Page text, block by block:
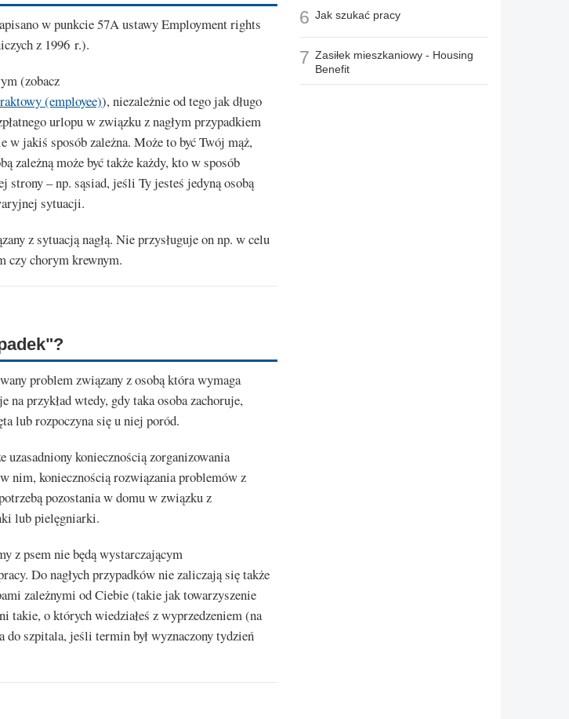
w punkcie 57A ustawy Employment rights
z 1996 r.).
(zobacz
(employee)), niezależnie od tego jak długo
urlopu w związku z nagłym przypadkiem
w jakiś sposób zależna. Może to być Twój mąż,
zależną może być także każdy, kto w sposób
strony – np. sąsiad, jeśli Ty jesteś jedyną osobą
sytuacji.
z sytuacją nagłą. Nie przysługuje on np. w celu
czy chorym krewnym.
problem związany z osobą która wymaga
przykład wtedy, gdy taka osoba zachoruje,
lub rozpoczyna się u niej poród.
koniecznością zorganizowania
nim, koniecznością rozwiązania problemów z
pozostania w domu w związku z
lub pielęgniarki.
z psem nie będą wystarczającym
Do nagłych przypadków nie zaliczają się także
zależnymi od Ciebie (takie jak towarzyszenie
takie, o których wiedziałeś z wyprzedzeniem (na
do szpitala, jeśli termin był wyznaczony tydzień
6 Jak szukać pracy
7 Zasiłek mieszkaniowy - Housing
Benefit